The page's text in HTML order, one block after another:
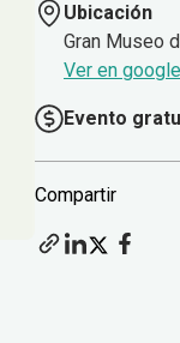
Ubicación
Gran Museo
Ver en
Evento
Compartir